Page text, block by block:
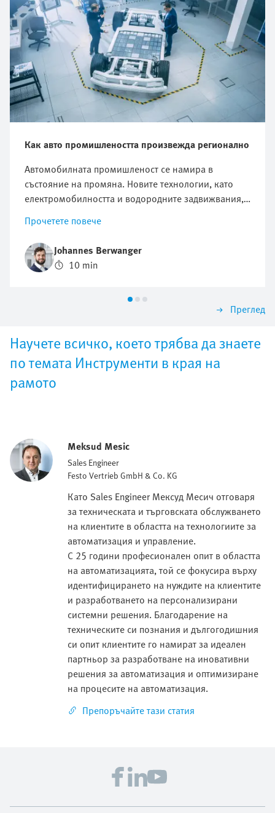
Как авто промишлеността произвежда регионално
Автомобилната промишленост се намира в
състояние на промяна. Новите технологии, като
електромобилността и водородните задвижвания,
глобалните кризи, нарастващите изисквания за
устойчивост и сложността на глобалните вериги за
доставки създават нови предизвикателства.
Многообещаващ подход за противодействие на
Прочетете повече
Johannes Berwanger
10 min
Преглед
Научете всичко, което трябва да знаете
по темата Инструменти в края на
рамото
Meksud Mesic
Sales Engineer
Festo Vertrieb GmbH & Co. KG
Като Sales Engineer Мексуд Месич отговаря
за техническата и търговската обслужването
на клиентите в областта на технологиите за
автоматизация и управление.
С 25 години професионален опит в областта
на автоматизацията, той се фокусира върху
идентифицирането на нуждите на клиентите
и разработването на персонализирани
системни решения. Благодарение на
техническите си познания и дългогодишния
си опит клиентите го намират за идеален
партньор за разработване на иновативни
решения за автоматизация и оптимизиране
на процесите на автоматизация.
Препоръчайте тази статия